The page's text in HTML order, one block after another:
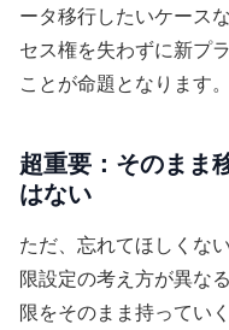
ータ移行したいケース
セス権を失わずに新プ
ことが命題となります。
超重要：そのまま
はない
ただ、忘れてほしくな
限設定の考え方が異な
限をそのまま持ってい